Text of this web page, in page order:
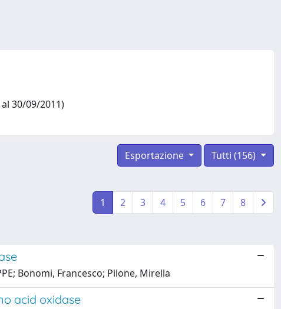
al 30/09/2011)
Tutti (156)
Esportazione
1 2 3 4 5 6 7 8
Bonomi, Francesco; Pilone, Mirella
acid oxidase